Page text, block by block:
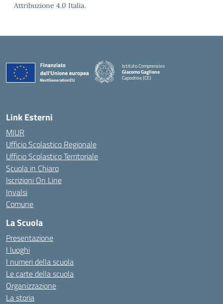
Attribuzione 4.0 Italia.
Istituto Comprensivo
Giacomo Gaglione
Capodrise (CE)
— Visita la pagina iniziale della scuola
Link Esterni
MIUR
Ufficio Scolastico Regionale
Ufficio Scolastico Territoriale
Scuola in Chiaro
Iscrizioni On Line
Invalsi
Comune
La Scuola
Presentazione
I luoghi
I numeri della scuola
Le carte della scuola
Organizzazione
La storia